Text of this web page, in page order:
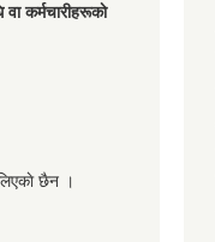
कर्मचारीहरूकाे
छैन ।